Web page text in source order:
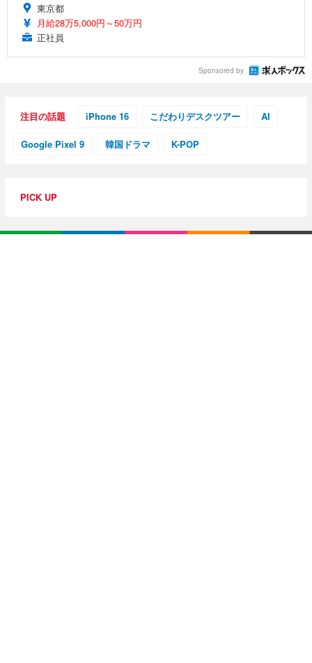
東京都
月給28万5,000円～50万円
正社員
Sponsored by
注目の話題 iPhone 16 こだわりデスクツアー AI
Google Pixel 9 韓国ドラマ K-POP
PICK UP